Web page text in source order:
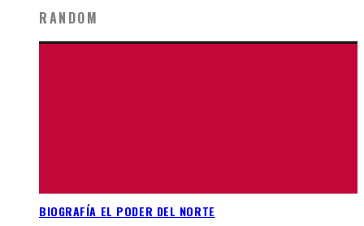
RANDOM
BIOGRAFÍA EL PODER DEL NORTE